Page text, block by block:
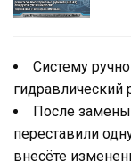
Систему
гидравлический
После замены
переставили
внесёте